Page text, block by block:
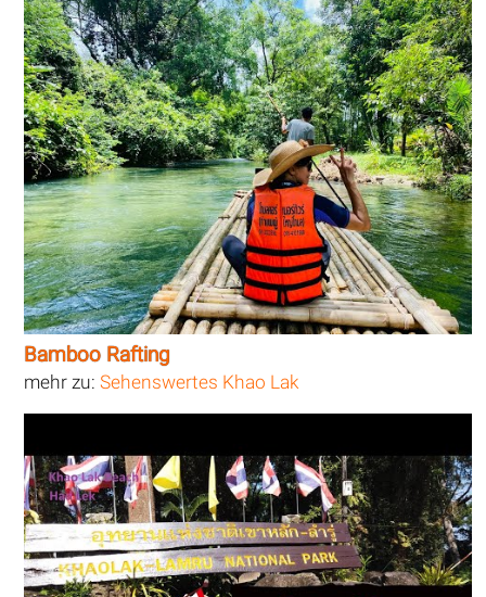
Bamboo Rafting
mehr zu:Sehenswertes Khao Lak